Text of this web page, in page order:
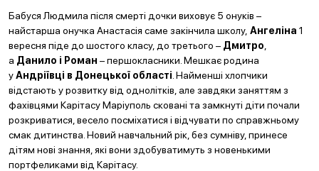
Бабуся Людмила після смерті дочки виховує 5 онуків –
найстарша онучка Анастасія саме закінчила школу, Ангеліна 1
вересня піде до шостого класу, до третього – Дмитро
а Данило і Роман – першокласники. Мешкає родина
уАндріївці в Донецької області . Найменші хлопчики
відстають у розвитку від однолітків, але завдяки заняттям з
фахівцями Карітасу Маріуполь сковані та замкнуті діти почали
розкриватися, весело посміхатися і відчувати по справжньому
смак дитинства. Новий навчальний рік, без сумніву, принесе
дітям нові знання, які вони здобуватимуть з новенькими
портфеликами від Карітасу.